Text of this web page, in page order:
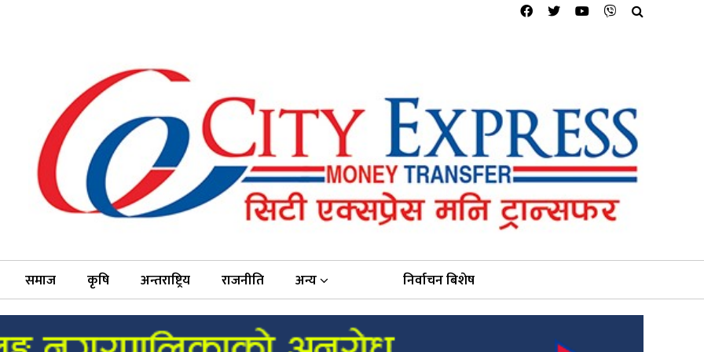
समाज कृषि अन्तराष्ट्रिय राजनीति अन्य निर्वाचन बिशेष